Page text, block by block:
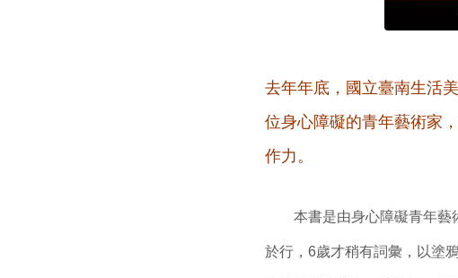
去年年底，國立臺南生活
位身心障礙的青年藝術家
作力。
本書是由身心障礙青年藝術
於行，6歲才稍有詞彙，以塗